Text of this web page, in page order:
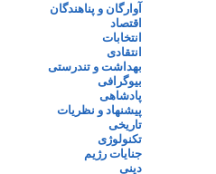
آوارگان و پناهندگان
اقتصاد
انتخابات
انتقادی
بهداشت و تندرستی
بیوگرافی
پادشاهی
پیشنهاد و نظریات
تاریخی
تکنولوژی
جنایات رژیم
دینی